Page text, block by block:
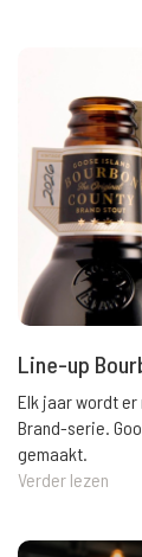
Line-up
Elk jaar wordt er
Brand-serie.
gemaakt.
Verder lezen